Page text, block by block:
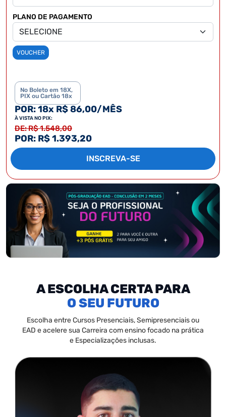
PLANO DE PAGAMENTO
VOUCHER
No Boleto em 18X,
PIX ou Cartão 18x
POR: 18x R$ 86,00/MÊS
À VISTA NO PIX:
DE: R$ 1.548,00
POR: R$ 1.393,20
INSCREVA-SE
A ESCOLHA CERTA PARA
SEU FUTURO
Escolha entre Cursos Presenciais, Semipresenciais ou
EAD e acelere sua Carreira com ensino focado na prática
e Especializações inclusas.